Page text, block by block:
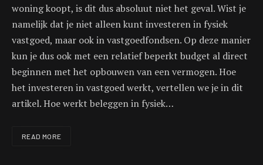
woning koopt, is dit dus absoluut niet het geval. Wist je
namelijk dat je niet alleen kunt investeren in fysiek
vastgoed, maar ook in vastgoedfondsen. Op deze manier
kun je dus ook met een relatief beperkt budget al direct
beginnen met het opbouwen van een vermogen. Hoe
het investeren in vastgoed werkt, vertellen we je in dit
artikel. Hoe werkt beleggen in fysiek…
READ MORE